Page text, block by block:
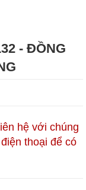
- ĐỒNG
hệ với chúng
thoại để có